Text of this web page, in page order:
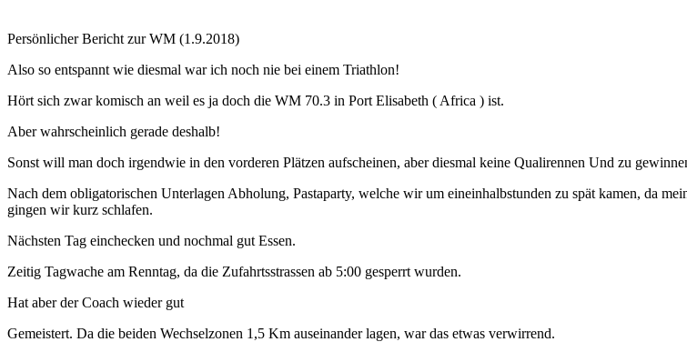
Persönlicher Bericht zur WM (1.9.2018)
Also so entspannt wie diesmal war ich noch nie bei einem Triathlon!
Hört sich zwar komisch an weil es ja doch die WM 70.3 in Port Elisabeth ( Africa ) ist.
Aber wahrscheinlich gerade deshalb!
Sonst will man doch irgendwie in den vorderen Plätzen aufscheinen, aber diesmal keine Qualirennen Und zu
Nach dem obligatorischen Unterlagen Abholung, Pastaparty, welche wir um eineinhalbstunden zu spät kamen, da
gingen wir kurz schlafen.
Nächsten Tag einchecken und nochmal gut Essen.
Zeitig Tagwache am Renntag, da die Zufahrtsstrassen ab 5:00 gesperrt wurden.
Hat aber der Coach wieder gut
Gemeistert. Da die beiden Wechselzonen 1,5 Km auseinander lagen, war das etwas verwirrend.